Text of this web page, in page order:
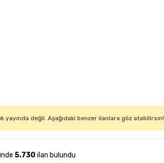
yayında değil. Aşağıdaki benzer ilanlara göz atabilirsin!
5.730 ilan bulundu